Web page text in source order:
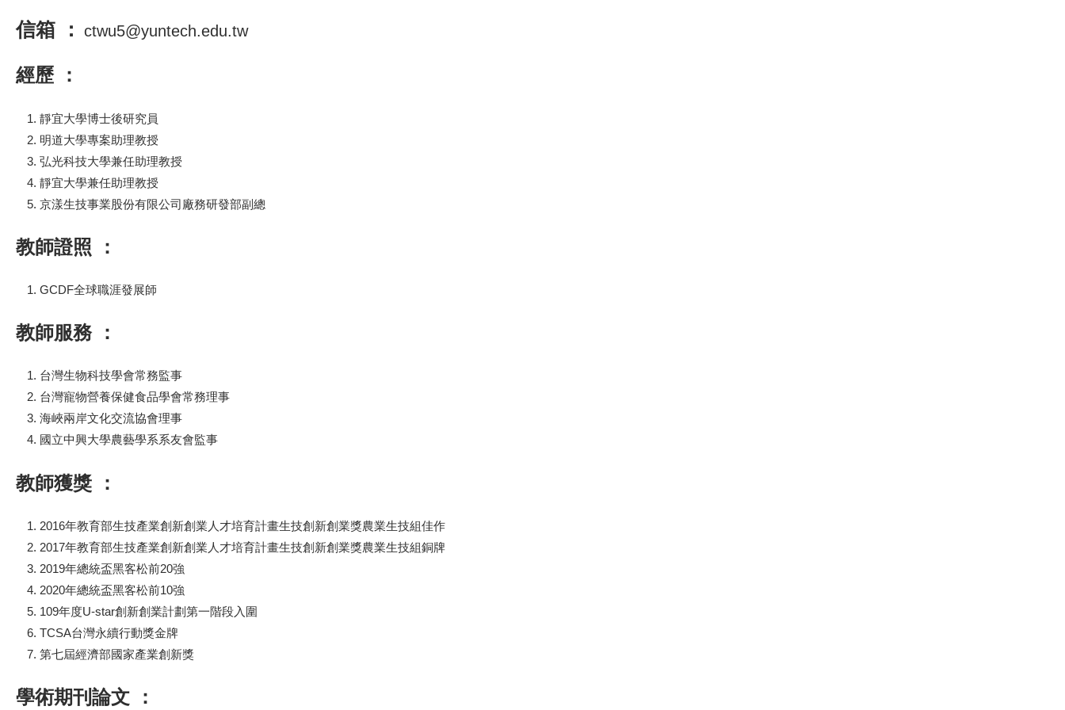
信箱 ： ctwu5@yuntech.edu.tw
經歷 ：
靜宜大學博士後研究員
明道大學專案助理教授
弘光科技大學兼任助理教授
靜宜大學兼任助理教授
京漾生技事業股份有限公司廠務研發部副總
教師證照 ：
GCDF全球職涯發展師
教師服務 ：
台灣生物科技學會常務監事
台灣寵物營養保健食品學會常務理事
海峽兩岸文化交流協會理事
國立中興大學農藝學系系友會監事
教師獲獎 ：
2016年教育部生技產業創新創業人才培育計畫生技創新創業獎農業生技組佳作
2017年教育部生技產業創新創業人才培育計畫生技創新創業獎農業生技組銅牌
2019年總統盃黑客松前20強
2020年總統盃黑客松前10強
109年度U-star創新創業計劃第一階段入圍
TCSA台灣永續行動獎金牌
第七屆經濟部國家產業創新獎
學術期刊論文 ：